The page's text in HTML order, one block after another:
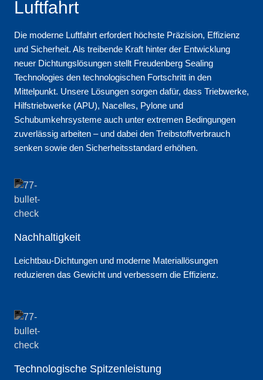
Luftfahrt
Die moderne Luftfahrt erfordert höchste Präzision, Effizienz
und Sicherheit. Als treibende Kraft hinter der Entwicklung
neuer Dichtungslösungen stellt Freudenberg Sealing
Technologies den technologischen Fortschritt in den
Mittelpunkt. Unsere Lösungen sorgen dafür, dass Triebwerke,
Hilfstriebwerke (APU), Nacelles, Pylone und
Schubumkehrsysteme auch unter extremen Bedingungen
zuverlässig arbeiten – und dabei den Treibstoffverbrauch
senken sowie den Sicherheitsstandard erhöhen.
Nachhaltigkeit
Leichtbau-Dichtungen und moderne Materiallösungen
reduzieren das Gewicht und verbessern die Effizienz.
Technologische Spitzenleistung